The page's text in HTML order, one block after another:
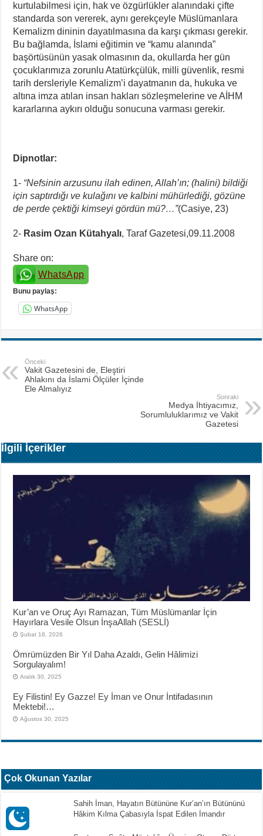
kurtulabilmesi için, hak ve özgürlükler alanındaki çifte
standarda son vererek, aynı gerekçeyle Müslümanlara
Kemalizm dininin dayatılmasına da karşı çıkması gerekir.
Bu bağlamda, İslami eğitimin ve “kamu alanında”
başörtüsünün yasak olmasının da, okullarda her gün
çocuklarımıza zorunlu Atatürkçülük, milli güvenlik, resmi
tarih dersleriyle Kemalizm’i dayatmanın da, hukuka ve
altına imza atılan insan hakları sözleşmelerine ve AİHM
kararlarına aykırı olduğu sonucuna varması gerekir.
Dipnotlar:
1- “Nefsinin arzusunu ilah edinen, Allah’ın; (halini) bildiği
için saptırdığı ve kulağını ve kalbini mühürlediği, gözüne
de perde çektiği kimseyi gördün mü?…”(Casiye, 23)
2- Rasim Ozan Kütahyalı, Taraf Gazetesi,09.11.2008
Share on:
WhatsApp
Bunu paylaş:
WhatsApp
Önceki
Vakit Gazetesini de, Eleştiri
Ahlakını da İslami Ölçüler İçinde
Ele Almalıyız
Sonraki
Medya İhtiyacımız,
Sorumluluklarımız ve Vakit
Gazetesi
İlgili İçerikler
Kur’an ve Oruç Ayı Ramazan, Tüm Müslümanlar İçin
Hayırlara Vesile Olsun İnşaAllah (SESLİ)
Şubat 18, 2026
Ömrümüzden Bir Yıl Daha Azaldı, Gelin Hâlimizi
Sorgulayalım!
Aralık 30, 2025
Ey Filistin! Ey Gazze! Ey İman ve Onur İntifadasının
Mektebi!…
Ağustos 30, 2025
Çok Okunan Yazılar
Sahih İman, Hayatın Bütününe Kur’an’ın Bütününü
Hâkim Kılma Çabasıyla İspat Edilen İmandır